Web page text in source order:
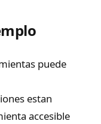
puede
estan
accesible